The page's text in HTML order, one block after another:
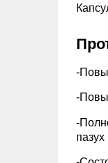
-
-
-